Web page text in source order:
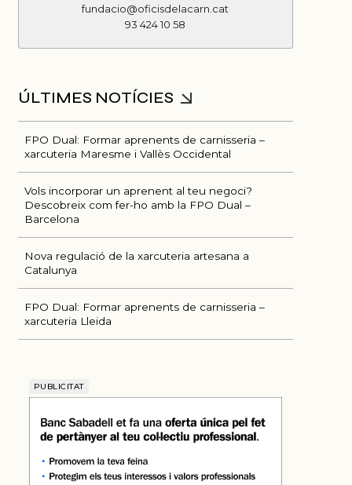
fundacio@oficisdelacarn.cat
93 424 10 58
FPO Dual: Formar aprenents de carnisseria –
xarcuteria Maresme i Vallès Occidental
Vols incorporar un aprenent al teu negoci?
Descobreix com fer-ho amb la FPO Dual –
Barcelona
Nova regulació de la xarcuteria artesana a
Catalunya
FPO Dual: Formar aprenents de carnisseria –
xarcuteria Lleida
PUBLICITAT